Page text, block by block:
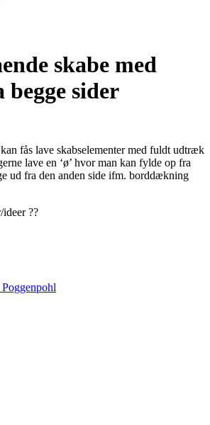
skabe med
sider
fås lave skabselementer med fuldt udtræk
lave en ‘ø’ hvor man kan fylde op fra
ud fra den anden side ifm. borddækning
??